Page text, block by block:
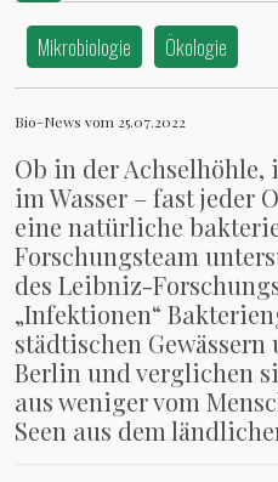
Mikrobiologie Ökologie
Bio-News vom 25.07.2022
Ob in der Achselhöhle,
im Wasser – fast jeder
eine natürliche
Forschungsteam
des Leibniz-
„Infektionen“
städtischen Gewässern
Berlin und verglichen
aus weniger vom
Seen aus dem